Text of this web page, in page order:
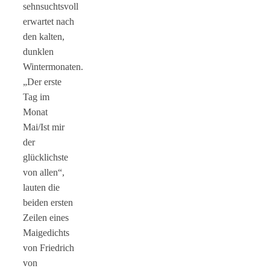
sehnsuchtsvoll
erwartet nach
den kalten,
dunklen
Wintermonaten.
„Der erste
Tag im
Monat
Mai/Ist mir
der
glücklichste
von allen“,
lauten die
beiden ersten
Zeilen eines
Maigedichts
von Friedrich
von